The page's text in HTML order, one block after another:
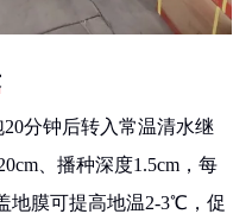
分钟后转入常温清水继
、播种深度1.5cm，每
地膜可提高地温2-3℃，促